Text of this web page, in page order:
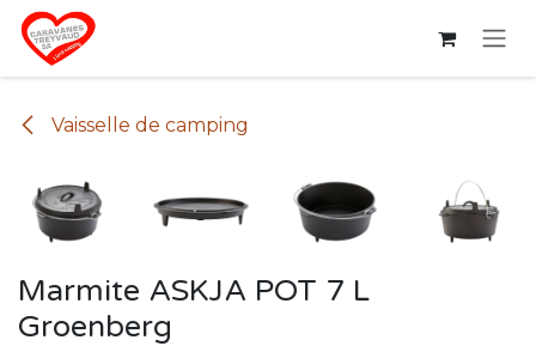
Se rendre au contenu
Vaisselle de camping
Marmite ASKJA POT 7 L
Groenberg